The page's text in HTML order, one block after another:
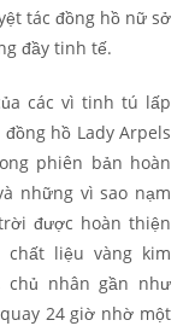
tác đồng hồ nữ sở
đầy tinh tế.
các vì tinh tú lấp
hồ Lady Arpels
phiên bản hoàn
những vì sao nạm
được hoàn thiện
chất liệu vàng kim
chủ nhân gần như
24 giờ nhờ một